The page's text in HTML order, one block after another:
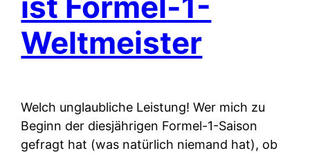
Weltmeister
Welch unglaubliche Leistung! Wer mich zu
Beginn der diesjährigen Formel-1-Saison
gefragt hat (was natürlich niemand hat), ob